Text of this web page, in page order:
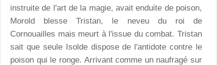
instruite de l'art de la magie, avait enduite de poison,
Morold blesse Tristan, le neveu du roi de
Cornouailles mais meurt à l'issue du combat. Tristan
sait que seule Isolde dispose de l'antidote contre le
poison qui le ronge. Arrivant comme un naufragé sur